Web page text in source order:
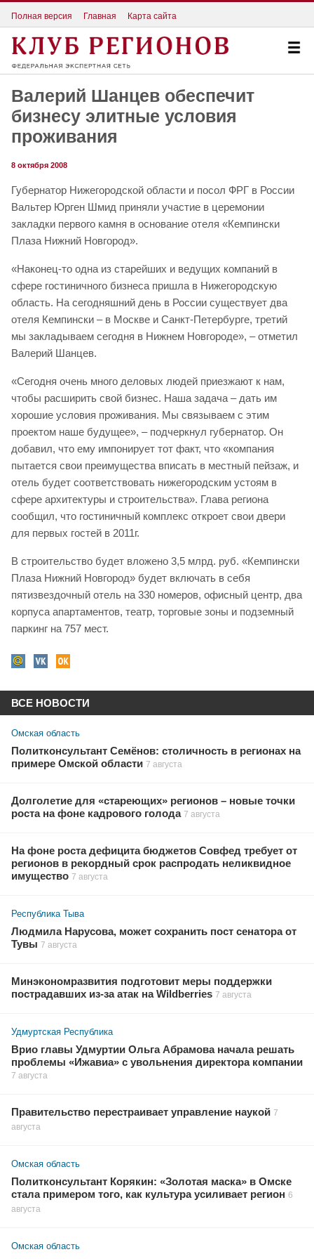
Полная версия Главная Карта сайта
Валерий Шанцев обеспечит
бизнесу элитные условия
проживания
8 октября 2008
Губернатор Нижегородской области и посол ФРГ в России
Вальтер Юрген Шмид приняли участие в церемонии
закладки первого камня в основание отеля «Кемпински
Плаза Нижний Новгород».
«Наконец-то одна из старейших и ведущих компаний в
сфере гостиничного бизнеса пришла в Нижегородскую
область. На сегодняшний день в России существует два
отеля Кемпински – в Москве и Санкт-Петербурге, третий
мы закладываем сегодня в Нижнем Новгороде», – отметил
Валерий Шанцев.
«Сегодня очень много деловых людей приезжают к нам,
чтобы расширить свой бизнес. Наша задача – дать им
хорошие условия проживания. Мы связываем с этим
проектом наше будущее», – подчеркнул губернатор. Он
добавил, что ему импонирует тот факт, что «компания
пытается свои преимущества вписать в местный пейзаж, и
отель будет соответствовать нижегородским устоям в
сфере архитектуры и строительства». Глава региона
сообщил, что гостиничный комплекс откроет свои двери
для первых гостей в 2011г.
В строительство будет вложено 3,5 млрд. руб. «Кемпински
Плаза Нижний Новгород» будет включать в себя
пятизвездочный отель на 330 номеров, офисный центр, два
корпуса апартаментов, театр, торговые зоны и подземный
паркинг на 757 мест.
ВСЕ НОВОСТИ
Омская область
Политконсультант Семёнов: столичность в регионах на
примере Омской области 7 августа
Долголетие для «стареющих» регионов – новые точки
роста на фоне кадрового голода 7 августа
На фоне роста дефицита бюджетов Совфед требует от
регионов в рекордный срок распродать неликвидное
имущество 7 августа
Республика Тыва
Людмила Нарусова, может сохранить пост сенатора от
Тувы 7 августа
Минэкономразвития подготовит меры поддержки
пострадавших из-за атак на Wildberries 7 августа
Удмуртская Республика
Врио главы Удмуртии Ольга Абрамова начала решать
проблемы «Ижавиа» с увольнения директора компании
7 августа
Правительство перестраивает управление наукой 7
августа
Омская область
Политконсультант Корякин: «Золотая маска» в Омске
стала примером того, как культура усиливает регион 6
августа
Омская область